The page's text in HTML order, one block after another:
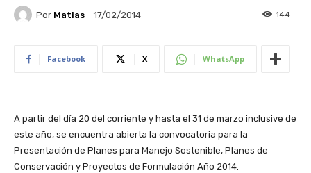
Por Matias 17/02/2014 144
Facebook X WhatsApp
A partir del día 20 del corriente y hasta el 31 de marzo inclusive de
este año, se encuentra abierta la convocatoria para la
Presentación de Planes para Manejo Sostenible, Planes de
Conservación y Proyectos de Formulación Año 2014.